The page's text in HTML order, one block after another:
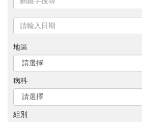
鍵
字
輸
入
日
地區
病科
組別